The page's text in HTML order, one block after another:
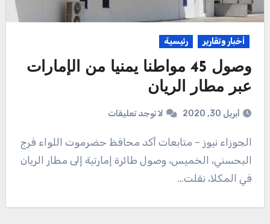
أخبار وتقارير رئيسية
وصول 45 مواطنا يمنيا من الإمارات
عبر مطار الريان
أبريل 30, 2020 لا توجد تعليقات
البحسني، الخميس، وصول طائرة إمارتية إلى مطار الريان
في المكلا، نقلت…